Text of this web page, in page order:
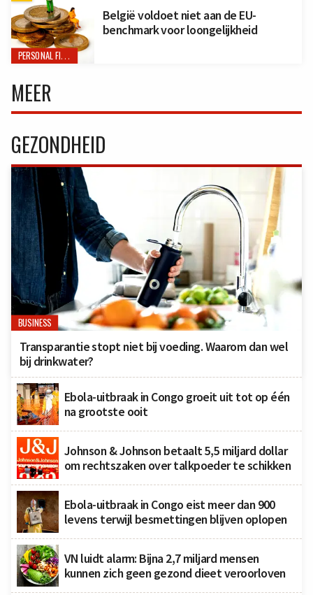
PERSONAL FINANCE
België voldoet niet aan de EU-
benchmark voor loongelijkheid
MEER
GEZONDHEID
BUSINESS
Transparantie stopt niet bij voeding. Waarom dan wel
bij drinkwater?
Ebola-uitbraak in Congo groeit uit tot op één
na grootste ooit
Johnson & Johnson betaalt 5,5 miljard dollar
om rechtszaken over talkpoeder te schikken
Ebola-uitbraak in Congo eist meer dan 900
levens terwijl besmettingen blijven oplopen
VN luidt alarm: Bijna 2,7 miljard mensen
kunnen zich geen gezond dieet veroorloven